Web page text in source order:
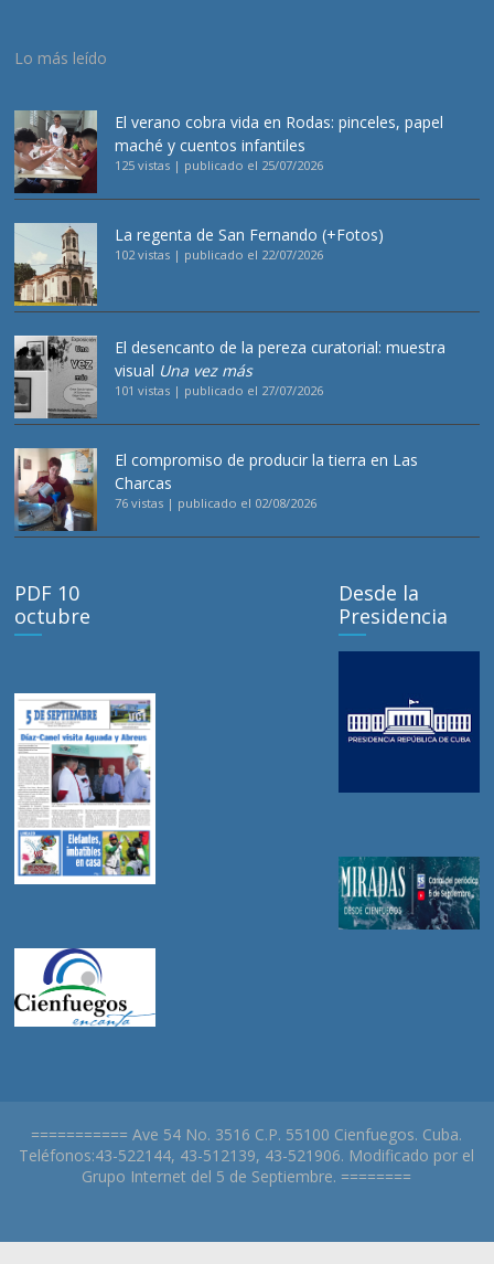
Lo más leído
El verano cobra vida en Rodas: pinceles, papel
maché y cuentos infantiles
125 vistas | publicado el 25/07/2026
La regenta de San Fernando (+Fotos)
102 vistas | publicado el 22/07/2026
El desencanto de la pereza curatorial: muestra
visual Una vez más
101 vistas | publicado el 27/07/2026
El compromiso de producir la tierra en Las
Charcas
76 vistas | publicado el 02/08/2026
PDF 10
octubre
Desde la
Presidencia
=========== Ave 54 No. 3516 C.P. 55100 Cienfuegos. Cuba.
Teléfonos:43-522144, 43-512139, 43-521906. Modificado por el
Grupo Internet del 5 de Septiembre. ========